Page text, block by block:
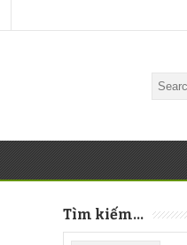
Tìm kiếm...